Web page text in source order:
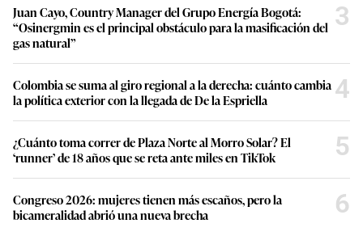
Juan Cayo, Country Manager del Grupo Energía Bogotá:
“Osinergmin es el principal obstáculo para la masificación del
gas natural”
3
Colombia se suma al giro regional a la derecha: cuánto cambia
la política exterior con la llegada de De la Espriella
4
¿Cuánto toma correr de Plaza Norte al Morro Solar? El
‘runner’ de 18 años que se reta ante miles en TikTok
5
Congreso 2026: mujeres tienen más escaños, pero la
bicameralidad abrió una nueva brecha
6